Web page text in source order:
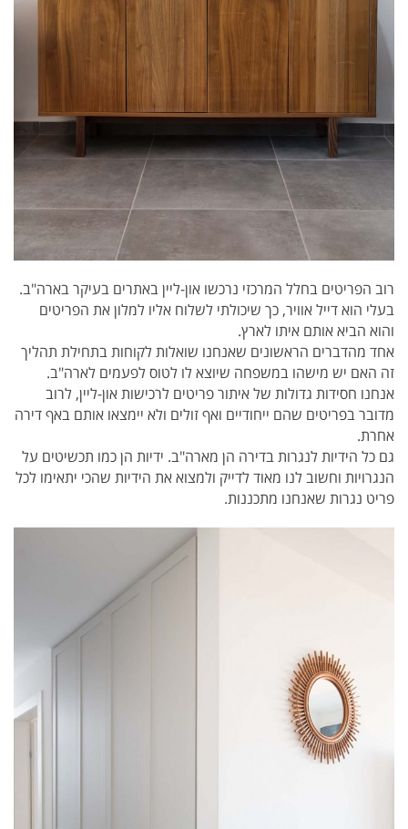
רוב הפריטים בחלל המרכזי נרכשו און-ליין באתרים בעיקר בארה"ב.
בעלי הוא דייל אוויר, כך שיכולתי לשלוח אליו למלון את הפריטים
והוא הביא אותם איתו לארץ.
אחד מהדברים הראשונים שאנחנו שואלות לקוחות בתחילת תהליך
זה האם יש מישהו במשפחה שיוצא לו לטוס לפעמים לארה"ב.
אנחנו חסידות גדולות של איתור פריטים לרכישות און-ליין, לרוב
מדובר בפריטים שהם ייחודיים ואף זולים ולא יימצאו אותם באף דירה
אחרת.
גם כל הידיות לנגרות בדירה הן מארה"ב. ידיות הן כמו תכשיטים על
הנגרויות וחשוב לנו מאוד לדייק ולמצוא את הידיות שהכי יתאימו לכל
פריט נגרות שאנחנו מתכננות.